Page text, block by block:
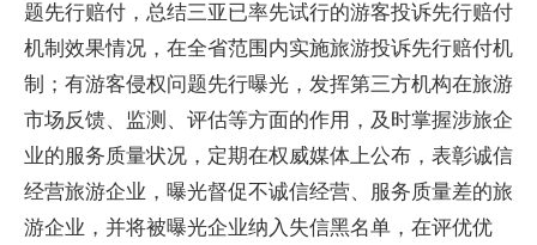
题先行赔付，总结三亚已率先试行的游客投诉先行赔付
机制效果情况，在全省范围内实施旅游投诉先行赔付机
制；有游客侵权问题先行曝光，发挥第三方机构在旅游
市场反馈、监测、评估等方面的作用，及时掌握涉旅企
业的服务质量状况，定期在权威媒体上公布，表彰诚信
经营旅游企业，曝光督促不诚信经营、服务质量差的旅
游企业，并将被曝光企业纳入失信黑名单，在评优优